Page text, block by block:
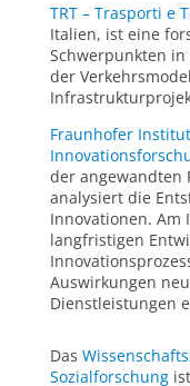
TRT – Trasporti e
Italien, ist eine
Schwerpunkten
der
Fraunhofer
der angewandten
analysiert die
Innovationen. Am
langfristigen
Auswirkungen
Dienstleistungen
Das
Sozialforschungist